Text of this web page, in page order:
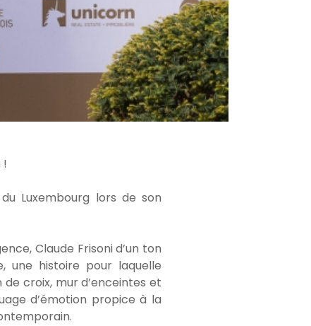
!
Luxembourg lors de son
Claude Frisoni d’un ton
une histoire pour laquelle
croix, mur d’enceintes et
d’émotion propice à la